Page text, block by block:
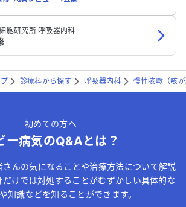
胞研究所 呼吸器内科
診療科から探す 呼吸器内科 慢性咳嗽（咳
初めての方へ
ー病気のQ&Aとは？
んの気になることや治療方法について解説
だけでは対処することがむずかしい具体的な
知識などを知ることができます。